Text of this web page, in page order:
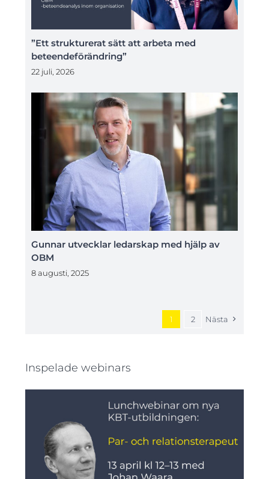
”Ett strukturerat sätt att arbeta med
beteendeförändring”
22 juli, 2026
Gunnar utvecklar ledarskap med hjälp av
OBM
8 augusti, 2025
1 2 Nästa
Inspelade webinars